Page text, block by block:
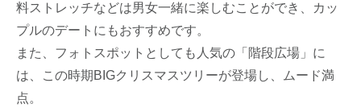
料ストレッチなどは男女一緒に楽しむことができ、カッ
プルのデートにもおすすめです。
また、フォトスポットとしても人気の「階段広場」に
は、この時期BIGクリスマスツリーが登場し、ムード満
点。